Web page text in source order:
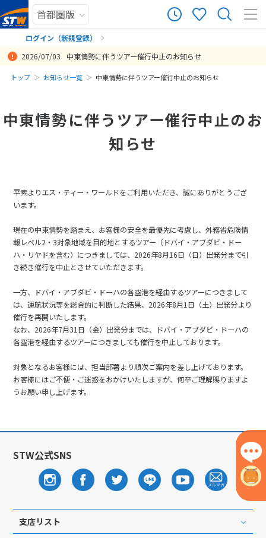
ログイン（新規登録）
まだ履歴がありません
2026/07/03 中東情勢に伴うツアー催行中止のお知らせ
トップ お知らせ一覧 中東情勢に伴うツアー催行中止のお知らせ
中東情勢に伴うツアー催行中止のお
知らせ
平素よりエス・ティー・ワールドをご利用いただき、誠にありがとうござ
います。
現在の中東情勢を踏まえ、お客様の安全を最優先に考慮し、外務省危険情
報レベル2・3対象地域を目的地とするツアー（ドバイ・アブダビ・ドー
ハ・リヤドを含む）につきましては、2026年8月16日（日）出発分まで引
き続き催行を中止とさせていただきます。
一方、ドバイ・アブダビ・ドーハの各空港を経由するツアーにつきまして
は、運航状況等を総合的に判断した結果、2026年8月1日（土）出発分より
催行を再開いたします。
なお、2026年7月31日（金）出発分までは、ドバイ・アブダビ・ドーハの
各空港を経由するツアーにつきましても催行を中止しております。
対象となるお客様には、担当部署より順次ご案内を差し上げております。
お客様にはご不便・ご迷惑をおかけいたしますが、何卒ご理解賜りますよ
うお願い申し上げます。
STW公式SNS
支店リスト